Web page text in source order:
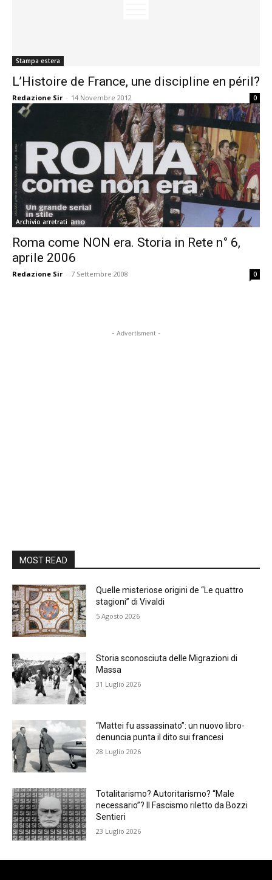
Stampa estera
L’Histoire de France, une discipline en péril?
Redazione Sir - 14 Novembre 2012 0
Archivio arretrati
Roma come NON era. Storia in Rete n° 6,
aprile 2006
Redazione Sir - 7 Settembre 2008 0
- Advertisment -
MOST READ
Quelle misteriose origini de “Le quattro
stagioni” di Vivaldi
5 Agosto 2026
Storia sconosciuta delle Migrazioni di
Massa
31 Luglio 2026
“Mattei fu assassinato”: un nuovo libro-
denuncia punta il dito sui francesi
28 Luglio 2026
Totalitarismo? Autoritarismo? “Male
necessario”? Il Fascismo riletto da Bozzi
Sentieri
23 Luglio 2026